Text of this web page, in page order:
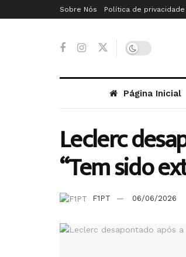
Sobre Nós Política de privacidade
Página Inicial
Leclerc
“Tem sido
F1PT 06/06/2026